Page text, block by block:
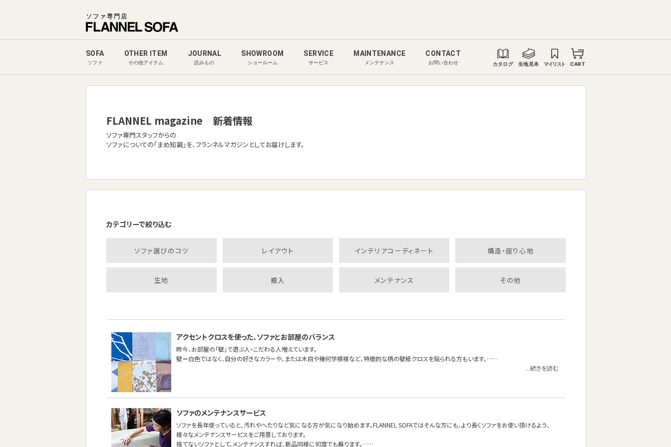
ソファ専門店
SOFA
ソファ
OTHER ITEM
その他アイテム
JOURNAL
読みもの
SHOWROOM
ショールーム
SERVICE
サービス
MAINTENANCE
メンテナンス
CONTACT
お問い合わせ カタログ 生地見本 マイリスト CART
FLANNEL magazine 新着情報
ソファ専門スタッフからの
ソファについての「まめ知識」を、フランネルマガジンとしてお届けします。
カテゴリーで絞り込む
ソファ選びのコツ レイアウト インテリアコーディネート 構造・座り心地
生地 搬入 メンテナンス その他
アクセントクロスを使った、ソファとお部屋のバランス
昨今、お部屋の「壁」で遊ぶ人・こだわる人増えています。
壁＝白色ではなく、自分の好きなカラーや、または木目や幾何学模様など、特徴的な柄の壁紙クロスを貼られる方もいます。……
...続きを読む
ソファのメンテナンスサービス
ソファを長年使っていると、汚れやへたりなど気になる方が気になり始めます。FLANNEL SOFAではそんな方にも、より長くソファをお使い頂けるよう、
様々なメンテナンスサービスをご用意しております。
捨てないソファとして、メンテナンスすれば、新品同様に何度でも蘇ります。……